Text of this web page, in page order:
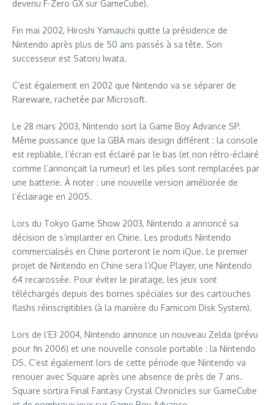
devenu F-Zero GX sur GameCube).
Fin mai 2002, Hiroshi Yamauchi quitte la présidence de
Nintendo après plus de 50 ans passés à sa tête. Son
successeur est Satoru Iwata.
C’est également en 2002 que Nintendo va se séparer de
Rareware, rachetée par Microsoft.
Le 28 mars 2003, Nintendo sort la Game Boy Advance SP.
Même puissance que la GBA mais design différent : la console
est repliable, l’écran est éclairé par le bas (et non rétro-éclairé
comme l’annonçait la rumeur) et les piles sont remplacées par
une batterie. À noter : une nouvelle version améliorée de
l’éclairage en 2005.
Lors du Tokyo Game Show 2003, Nintendo a annoncé sa
décision de s’implanter en Chine. Les produits Nintendo
commercialisés en Chine porteront le nom iQue. Le premier
projet de Nintendo en Chine sera l’iQue Player, une Nintendo
64 recarossée. Pour éviter le piratage, les jeux sont
téléchargés depuis des bornes spéciales sur des cartouches
flashs réinscriptibles (à la manière du Famicom Disk System).
Lors de l’E3 2004, Nintendo annonce un nouveau Zelda (prévu
pour fin 2006) et une nouvelle console portable : la Nintendo
DS. C’est également lors de cette période que Nintendo va
renouer avec Square après une absence de près de 7 ans.
Square sortira Final Fantasy Crystal Chronicles sur GameCube